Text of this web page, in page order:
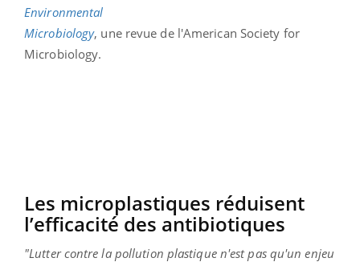
Environmental
Microbiology, une revue de l'American Society for
Microbiology.
Les microplastiques réduisent
l’efficacité des antibiotiques
"Lutter contre la pollution plastique n'est pas qu'un enjeu